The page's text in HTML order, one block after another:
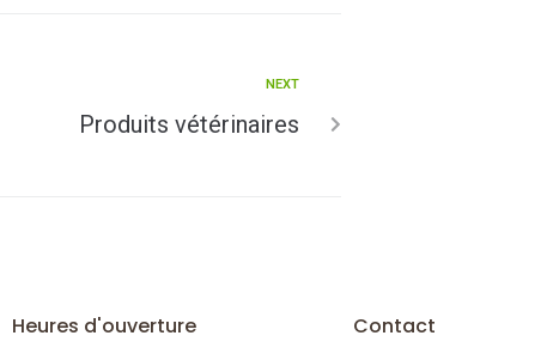
NEXT
Produits vétérinaires
Heures d'ouverture Contact